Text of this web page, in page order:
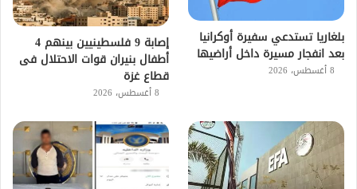
بلغاريا تستدعي سفيرة أوكرانيا
بعد انفجار مسيرة داخل أراضيها
8 أغسطس، 2026
إصابة 9 فلسطينيين بينهم 4
أطفال بنيران قوات الاحتلال فى
قطاع غزة
8 أغسطس، 2026